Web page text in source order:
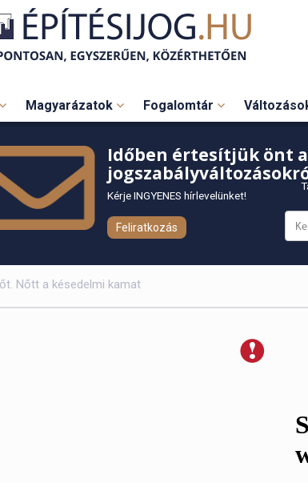
Magyarázatok Fogalomtár
Időben értesítjük önt a
Kérje INGYENES hírlevelünket!
Feliratkozás
Nőtt a késedelmi kamat